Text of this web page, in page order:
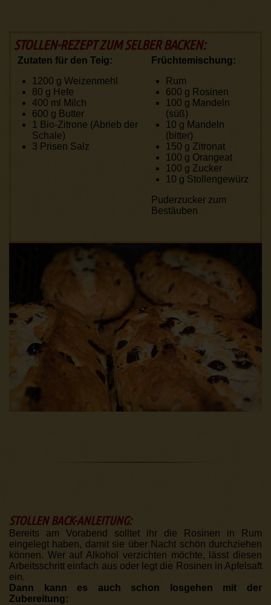
STOLLEN-REZEPT ZUM SELBER BACKEN:
Zutaten für den Teig:
1200 g Weizenmehl
80 g Hefe
400 ml
Milch
600 g Butter
1
Bio-Zitrone (Abrieb der
Schale)
3 Prisen Salz
Früchtemischung:
Rum
600 g Rosinen
100 g Mandeln
(süß)
10 g Mandeln
(bitter)
150 g Zitronat
100 g Orangeat
100 g Zucker
10 g Stollengewürz
Puderzucker zum
Bestäuben
STOLLEN BACK-ANLEITUNG:
Bereits am Vorabend solltet ihr die Rosinen in Rum
eingelegt haben, damit sie über Nacht schön durchziehen
können. Wer auf Alkohol verzichten möchte, lässt diesen
Arbeitsschritt einfach aus oder legt die Rosinen in Apfelsaft
ein.
Dann kann es auch schon losgehen mit der
Zubereitung: